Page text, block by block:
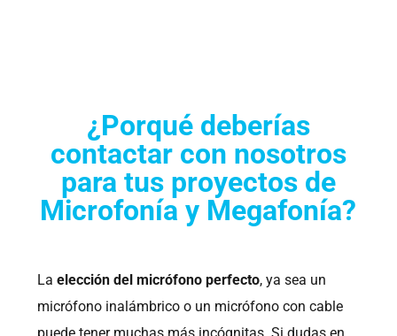
¿Porqué deberías
contactar con nosotros
para tus proyectos de
Microfonía y Megafonía?
Laelección del micrófono perfecto, ya sea un
micrófono inalámbrico o un micrófono con cable
puede tener muchas más incógnitas. Si dudas en